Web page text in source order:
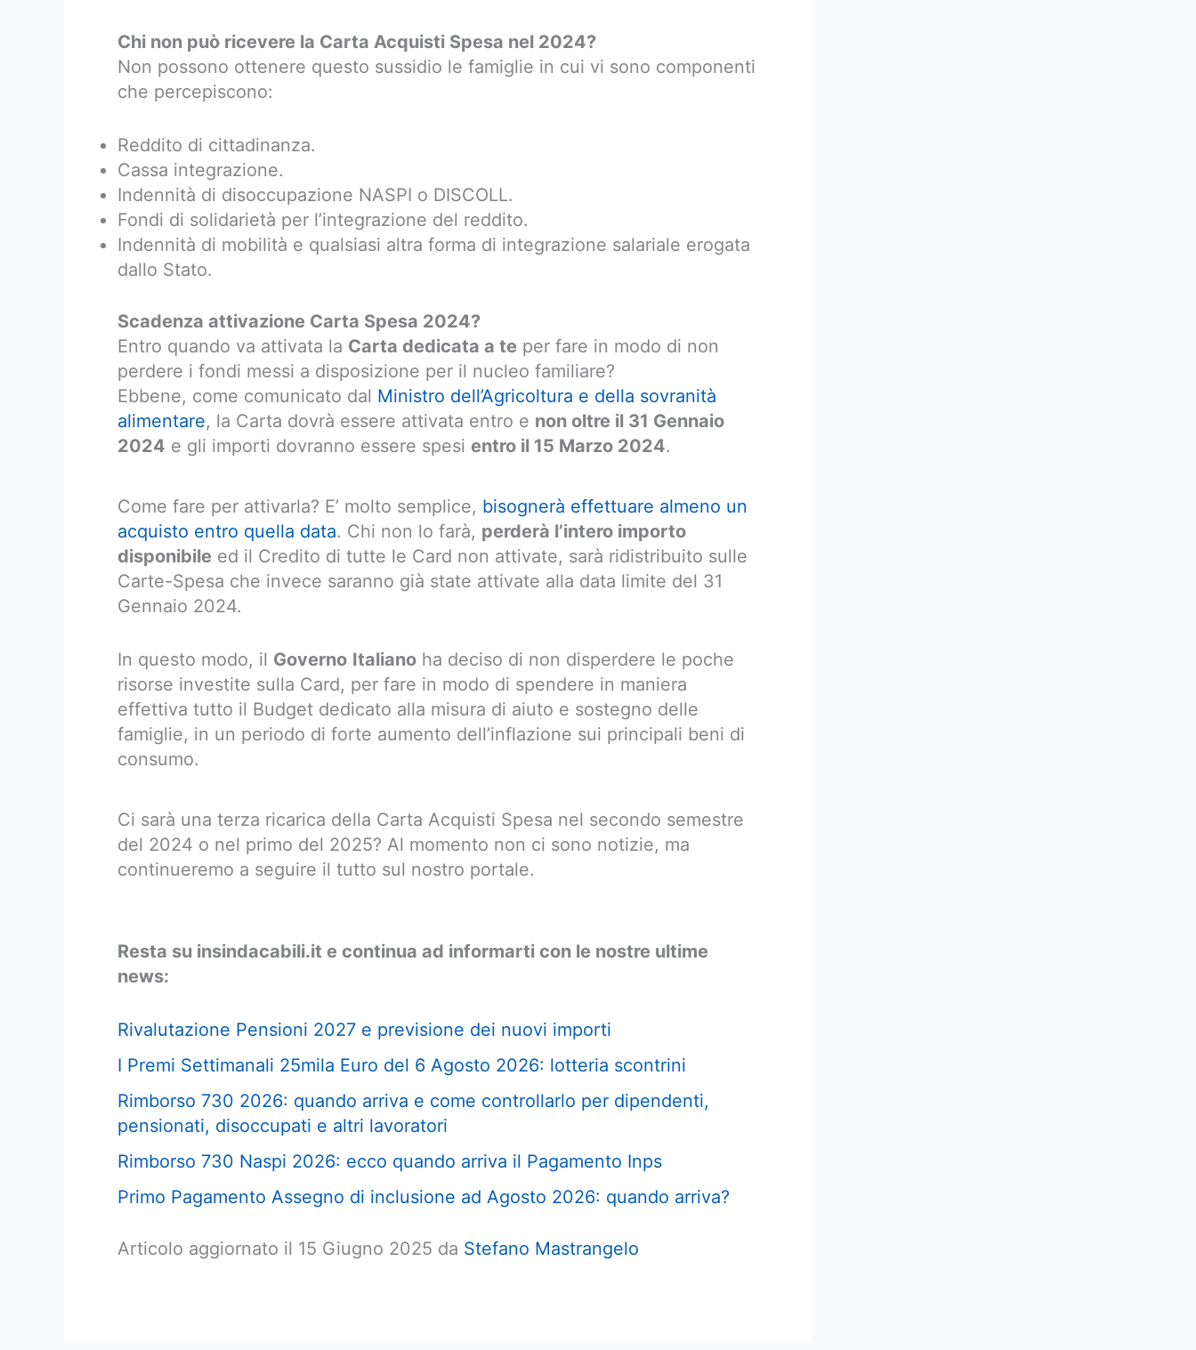
Chi non può ricevere la Carta Acquisti Spesa nel 2024?
Non possono ottenere questo sussidio le famiglie in cui vi sono componenti
che percepiscono:
Reddito di cittadinanza.
Cassa integrazione.
Indennità di disoccupazione NASPI o DISCOLL.
Fondi di solidarietà per l’integrazione del reddito.
Indennità di mobilità e qualsiasi altra forma di integrazione salariale erogata
dallo Stato.
Scadenza attivazione Carta Spesa 2024?
Entro quando va attivata la Carta dedicata a te per fare in modo di non
perdere i fondi messi a disposizione per il nucleo familiare?
Ebbene, come comunicato dal Ministro dell’Agricoltura e della sovranità
alimentare, la Carta dovrà essere attivata entro e non oltre il 31 Gennaio
2024 e gli importi dovranno essere spesi entro il 15 Marzo 2024.
Come fare per attivarla? E’ molto semplice, bisognerà effettuare almeno un
acquisto entro quella data. Chi non lo farà, perderà l’intero importo
disponibile ed il Credito di tutte le Card non attivate, sarà ridistribuito sulle
Carte-Spesa che invece saranno già state attivate alla data limite del 31
Gennaio 2024.
In questo modo, il Governo Italiano ha deciso di non disperdere le poche
risorse investite sulla Card, per fare in modo di spendere in maniera
effettiva tutto il Budget dedicato alla misura di aiuto e sostegno delle
famiglie, in un periodo di forte aumento dell’inflazione sui principali beni di
consumo.
Ci sarà una terza ricarica della Carta Acquisti Spesa nel secondo semestre
del 2024 o nel primo del 2025? Al momento non ci sono notizie, ma
continueremo a seguire il tutto sul nostro portale.
Resta su insindacabili.it e continua ad informarti con le nostre ultime
news:
Rivalutazione Pensioni 2027 e previsione dei nuovi importi
I Premi Settimanali 25mila Euro del 6 Agosto 2026: lotteria scontrini
Rimborso 730 2026: quando arriva e come controllarlo per dipendenti,
pensionati, disoccupati e altri lavoratori
Rimborso 730 Naspi 2026: ecco quando arriva il Pagamento Inps
Primo Pagamento Assegno di inclusione ad Agosto 2026: quando arriva?
Articolo aggiornato il 15 Giugno 2025 da Stefano Mastrangelo